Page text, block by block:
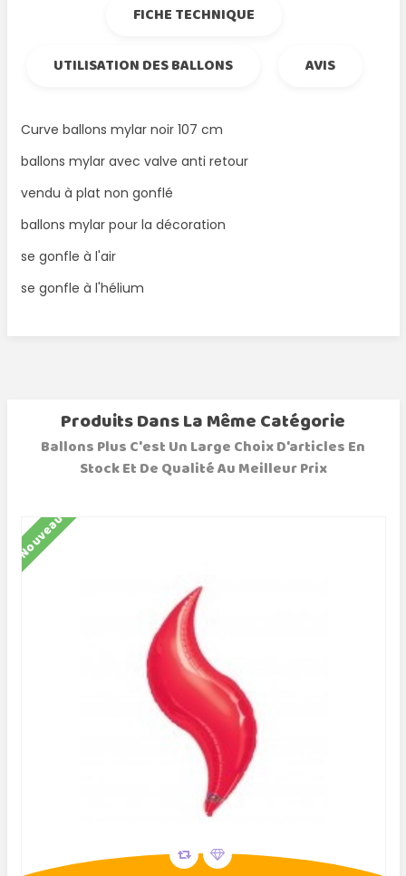
FICHE TECHNIQUE
UTILISATION DES BALLONS
AVIS
Curve ballons mylar noir 107 cm
ballons mylar avec valve anti retour
vendu à plat non gonflé
ballons mylar pour la décoration
se gonfle à l'air
se gonfle à l'hélium
Produits Dans La Même Catégorie
Ballons Plus C'est Un Large Choix D'articles En
Stock Et De Qualité Au Meilleur Prix
Nouveau